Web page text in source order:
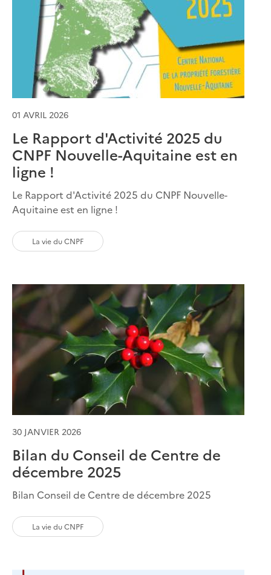
01 AVRIL 2026
Le Rapport d'Activité 2025 du
CNPF Nouvelle-Aquitaine est en
ligne !
Le Rapport d'Activité 2025 du CNPF Nouvelle-
Aquitaine est en ligne !
La vie du CNPF
30 JANVIER 2026
Bilan du Conseil de Centre de
décembre 2025
Bilan Conseil de Centre de décembre 2025
La vie du CNPF